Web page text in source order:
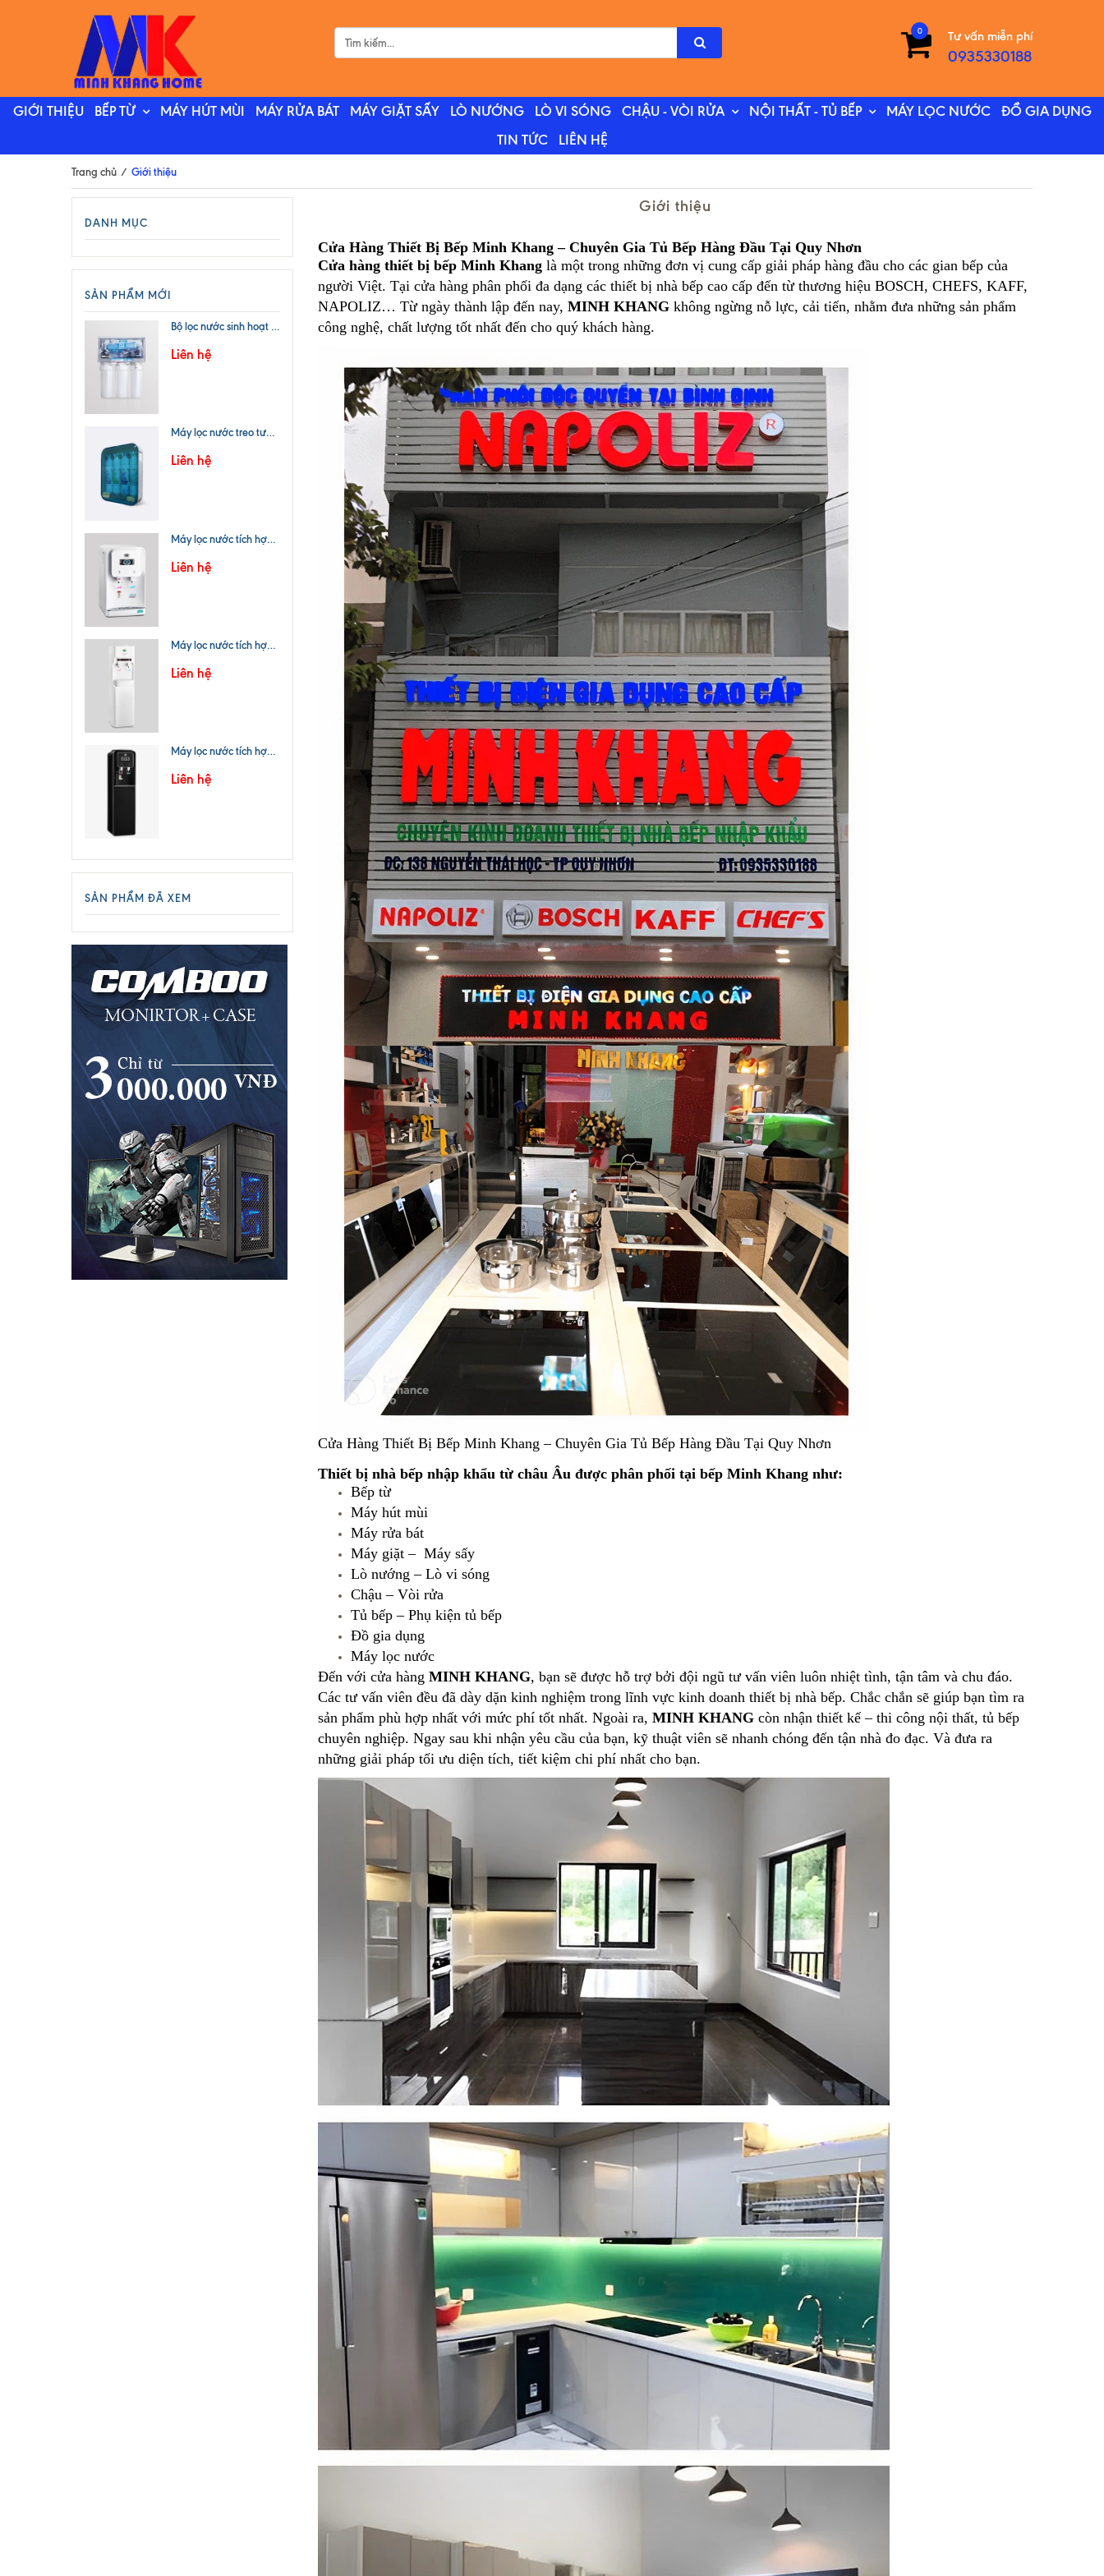
Tư vấn miễn phí
0935330188
0
GIỚI THIỆU BẾP TỪ MÁY HÚT MÙI MÁY RỬA BÁT MÁY GIẶT SẤY LÒ NƯỚNG LÒ VI SÓNG CHẬU - VÒI RỬA NỘI THẤT - TỦ BẾP MÁY LỌC NƯỚC
ĐỒ GIA DỤNG
TIN TỨC
LIÊN HỆ
Trang chủ / Giới thiệu
Giới thiệu
Cửa Hàng Thiết Bị Bếp Minh Khang – Chuyên Gia Tủ Bếp Hàng Đầu Tại Quy Nhơn
Cửa hàng thiết bị bếp Minh Khang là một trong những đơn vị cung cấp giải pháp hàng đầu cho các gian bếp của
người Việt. Tại cửa hàng phân phối đa dạng các thiết bị nhà bếp cao cấp đến từ thương hiệu BOSCH, CHEFS, KAFF,
NAPOLIZ… Từ ngày thành lập đến nay, MINH KHANG không ngừng nỗ lực, cải tiến, nhằm đưa những sản phẩm
công nghệ, chất lượng tốt nhất đến cho quý khách hàng.
Cửa Hàng Thiết Bị Bếp Minh Khang – Chuyên Gia Tủ Bếp Hàng Đầu Tại Quy Nhơn
Thiết bị nhà bếp nhập khẩu từ châu Âu được phân phối tại bếp Minh Khang như:
Bếp từ
Máy hút mùi
Máy rửa bát
Máy giặt – Máy sấy
Lò nướng – Lò vi sóng
Chậu – Vòi rửa
Tủ bếp – Phụ kiện tủ bếp
Đồ gia dụng
Máy lọc nước
Đến với cửa hàng MINH KHANG, bạn sẽ được hỗ trợ bởi đội ngũ tư vấn viên luôn nhiệt tình, tận tâm và chu đáo.
Các tư vấn viên đều đã dày dặn kinh nghiệm trong lĩnh vực kinh doanh thiết bị nhà bếp. Chắc chắn sẽ giúp bạn tìm ra
sản phẩm phù hợp nhất với mức phí tốt nhất. Ngoài ra, MINH KHANG còn nhận thiết kế – thi công nội thất, tủ bếp
chuyên nghiệp. Ngay sau khi nhận yêu cầu của bạn, kỹ thuật viên sẽ nhanh chóng đến tận nhà đo đạc. Và đưa ra
những giải pháp tối ưu diện tích, tiết kiệm chi phí nhất cho bạn.
DANH MỤC
SẢN PHẨM MỚI
Bộ lọc nước sinh hoạt treo tường KENT EXCELL
Liên hệ
Máy lọc nước treo tường/Bồn rửa chén CNC 401UF
Liên hệ
Máy lọc nước tích hợp nóng lạnh CNC 815UF
Liên hệ
Máy lọc nước tích hợp nóng lạnh CNC 900POU
Liên hệ
Máy lọc nước tích hợp nóng lạnh CNC 816POU
Liên hệ
SẢN PHẨM ĐÃ XEM